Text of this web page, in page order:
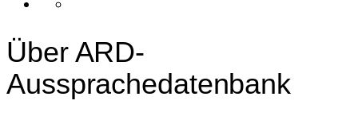
Über ARD-
Aussprachedatenbank